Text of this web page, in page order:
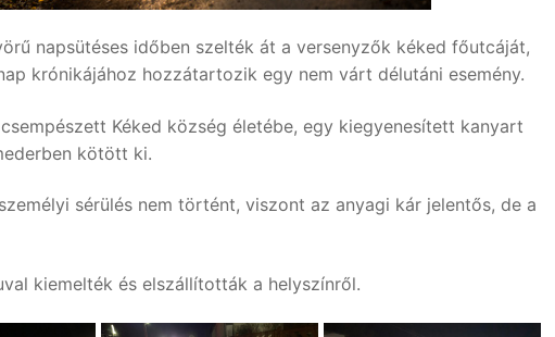
napsütéses időben szelték át a versenyzők kéked főutcáját,
krónikájához hozzátartozik egy nem várt délutáni esemény.
Kéked község életébe, egy kiegyenesített kanyart
kötött ki.
sérülés nem történt, viszont az anyagi kár jelentős, de a
kiemelték és elszállították a helyszínről.